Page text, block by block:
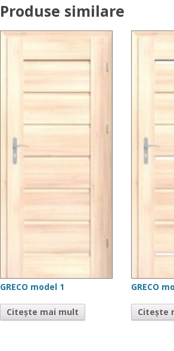
Produse similare
GRECO model 1
Citește mai mult
GRECO
Citește